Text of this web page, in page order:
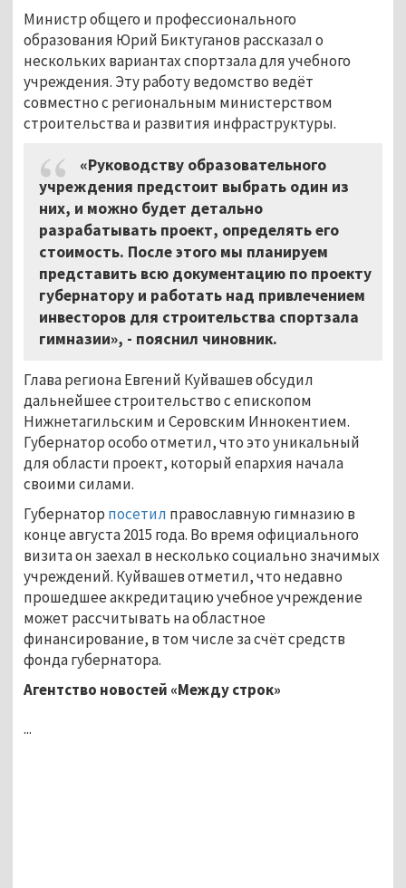
Министр общего и профессионального
образования Юрий Биктуганов рассказал о
нескольких вариантах спортзала для учебного
учреждения. Эту работу ведомство ведёт
совместно с региональным министерством
строительства и развития инфраструктуры.
«Руководству образовательного
учреждения предстоит выбрать один из
них, и можно будет детально
разрабатывать проект, определять его
стоимость. После этого мы планируем
представить всю документацию по проекту
губернатору и работать над привлечением
инвесторов для строительства спортзала
гимназии», - пояснил чиновник.
Глава региона Евгений Куйвашев обсудил
дальнейшее строительство с епископом
Нижнетагильским и Серовским Иннокентием.
Губернатор особо отметил, что это уникальный
для области проект, который епархия начала
своими силами.
Губернатор посетил православную гимназию в
конце августа 2015 года. Во время официального
визита он заехал в несколько социально значимых
учреждений. Куйвашев отметил, что недавно
прошедшее аккредитацию учебное учреждение
может рассчитывать на областное
финансирование, в том числе за счёт средств
фонда губернатора.
Агентство новостей «Между строк»
...